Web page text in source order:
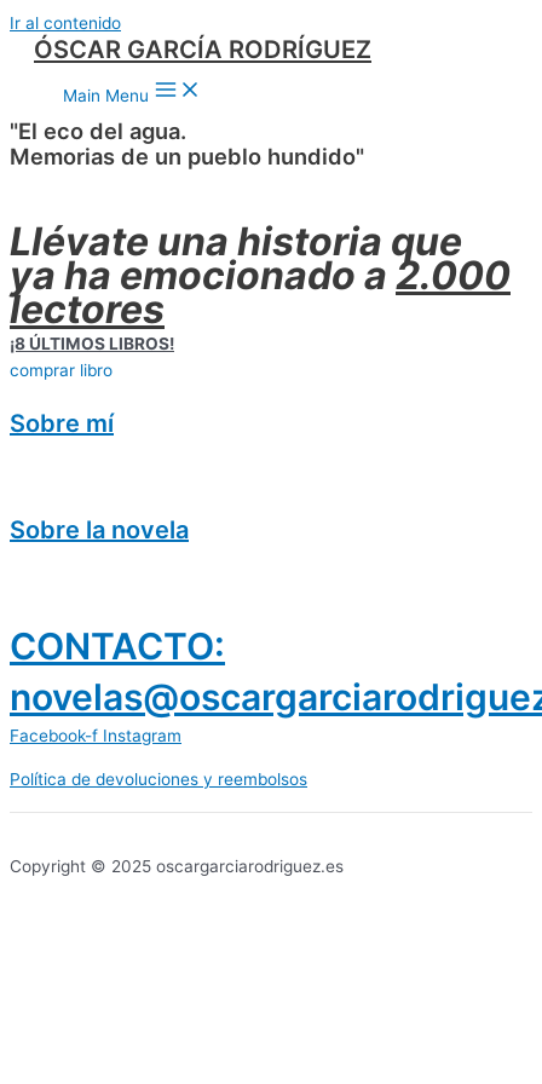
Ir al contenido
ÓSCAR GARCÍA RODRÍGUEZ
Main Menu
"El eco del agua.
Memorias de un pueblo hundido"
Llévate una historia que
ya ha emocionado a 2.000
lectores
¡8 ÚLTIMOS LIBROS!
comprar libro
Sobre mí
Sobre la novela
CONTACTO:
Facebook-f Instagram
Política de devoluciones y reembolsos
Copyright © 2025 oscargarciarodriguez.es